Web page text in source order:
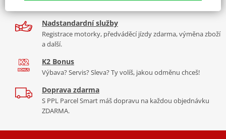
Zobrazit všechny produktyznačky PUIG
Nadstandardní služby
Registrace motorky, předváděcí jízdy zdarma, výměna zboží
a další.
K2 Bonus
Výbava? Servis? Sleva? Ty volíš, jakou odměnu chceš!
Doprava zdarma
S PPL Parcel Smart máš dopravu na každou objednávku
ZDARMA.